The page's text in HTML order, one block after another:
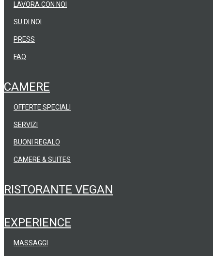
SU DI NOI
PRESS
FAQ
LAVORA CON NOI
CAMERE
CAMERE & SUITES
OFFERTE SPECIALI
SERVIZI
BUONI REGALO
RISTORANTE VEGAN
EXPERIENCE
MASSAGGI